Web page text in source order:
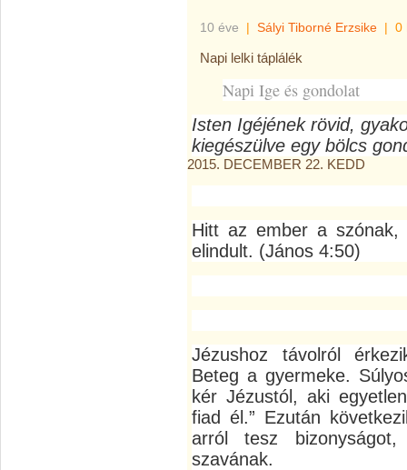
10 éve | Sályi Tiborné Erzsike | 0
Napi lelki táplálék
Napi Ige és gondolat
Isten Igéjének rövid,
kiegészülve egy bölcs
2015. DECEMBER 22. KEDD
Hitt az ember a szónak,
elindult. (János 4:50)
Jézushoz távolról
Beteg a gyermeke.
kér Jézustól, aki
fiad él.” Ezután
arról tesz
szavának.